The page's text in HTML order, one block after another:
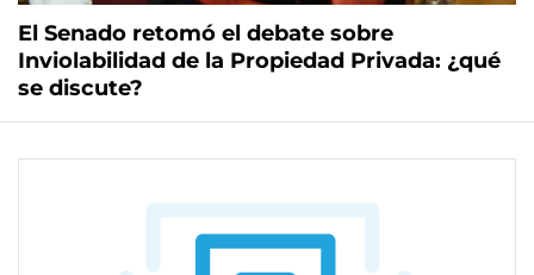
El Senado retomó el debate sobre
Inviolabilidad de la Propiedad Privada: ¿qué
se discute?